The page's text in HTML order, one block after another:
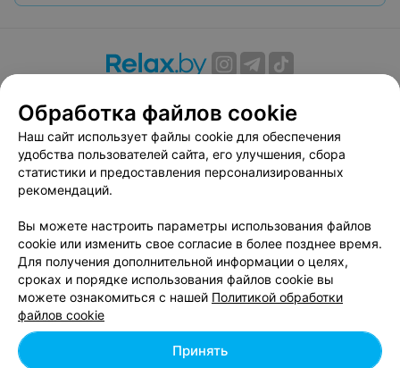
Вакансии
Публичный договор
Способы оплаты
Публичный договор по использованию сервиса
«Афиша»
Пользовательское соглашение
Связаться по вопросам сотрудничества
Написать руководителю relax.by
Персональные настройки cookie
Обработка персональных данных
Обработка файлов cookie
Наш сайт использует файлы cookie для обеспечения
удобства пользователей сайта, его улучшения, сбора
статистики и предоставления персонализированных
рекомендаций.
Вы можете настроить параметры использования файлов
cookie или изменить свое согласие в более позднее время.
Для получения дополнительной информации о целях,
сроках и порядке использования файлов cookie вы
можете ознакомиться с нашей Политикой обработки
файлов cookie
Принять